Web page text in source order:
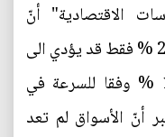
الاقتصادية" أنّ
تخفيض انتاج النفط العالمي بنسبة 2 % فقط قد يؤدي الى
ارتفاع الأسعار بين 50 % و100 % وفقا للسرعة في
أنّ الأسواق لم تعد